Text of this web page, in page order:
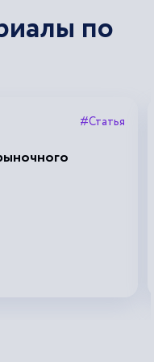
по
#Статья